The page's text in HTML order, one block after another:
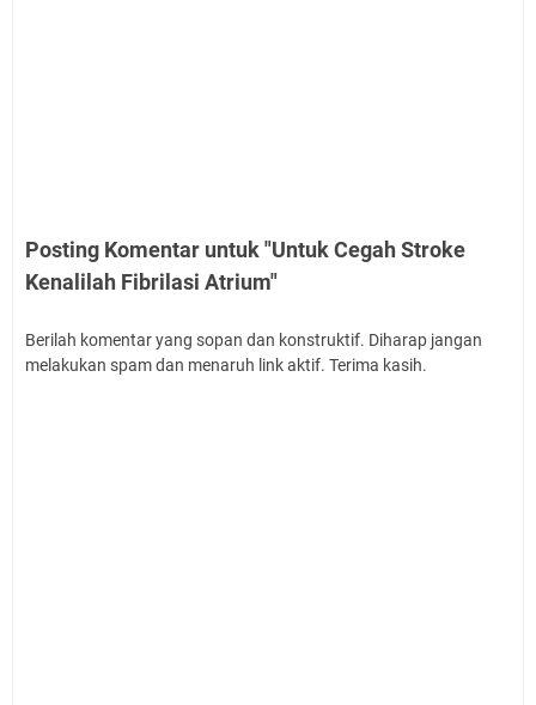
Posting Komentar untuk "Untuk Cegah Stroke
Kenalilah Fibrilasi Atrium"
Berilah komentar yang sopan dan konstruktif. Diharap jangan
melakukan spam dan menaruh link aktif. Terima kasih.